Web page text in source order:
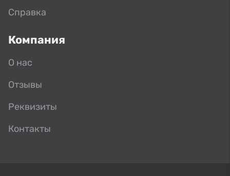
Справка
Компания
О нас
Отзывы
Реквизиты
Контакты